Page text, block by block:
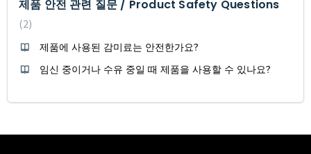
제품 안전 관련 질문 / Product Safety Questions
2
제품에 사용된 감미료는 안전한가요?
임신 중이거나 수유 중일 때 제품을 사용할 수 있나요?